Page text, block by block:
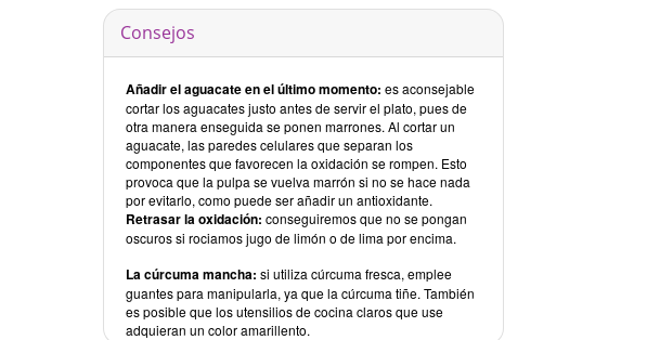
Consejos
Añadir el aguacate en el último momento: es aconsejable
cortar los aguacates justo antes de servir el plato, pues de
otra manera enseguida se ponen marrones. Al cortar un
aguacate, las paredes celulares que separan los
componentes que favorecen la oxidación se rompen. Esto
provoca que la pulpa se vuelva marrón si no se hace nada
por evitarlo, como puede ser añadir un antioxidante.
Retrasar la oxidación: conseguiremos que no se pongan
oscuros si rociamos jugo de limón o de lima por encima.
La cúrcuma mancha: si utiliza cúrcuma fresca, emplee
guantes para manipularla, ya que la cúrcuma tiñe. También
es posible que los utensilios de cocina claros que use
adquieran un color amarillento.